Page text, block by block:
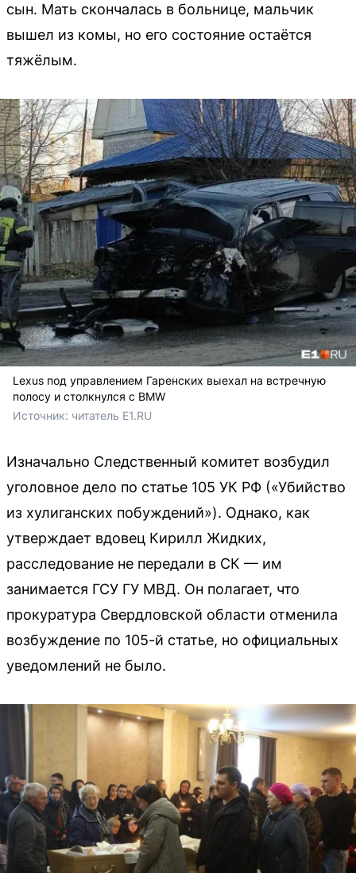
сын. Мать скончалась в больнице, мальчик
вышел из комы, но его состояние остаётся
тяжёлым.
Lexus под управлением Гаренских выехал на встречную
полосу и столкнулся с BMW
Источник: читатель E1.RU
Изначально Следственный комитет возбудил
уголовное дело по статье 105 УК РФ («Убийство
из хулиганских побуждений»). Однако, как
утверждает вдовец Кирилл Жидких,
расследование не передали в СК — им
занимается ГСУ ГУ МВД. Он полагает, что
прокуратура Свердловской области отменила
возбуждение по 105-й статье, но официальных
уведомлений не было.